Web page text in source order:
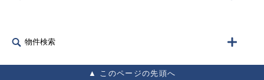
物件検索
このページの先頭へ